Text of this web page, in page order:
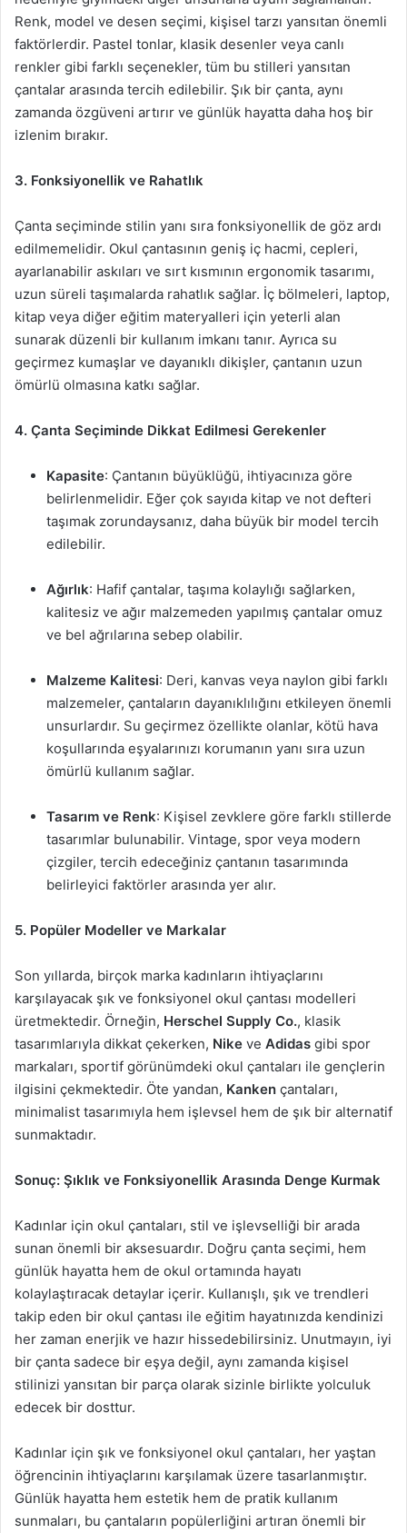
Renk, model ve desen seçimi, kişisel tarzı yansıtan önemli
faktörlerdir. Pastel tonlar, klasik desenler veya canlı
renkler gibi farklı seçenekler, tüm bu stilleri yansıtan
çantalar arasında tercih edilebilir. Şık bir çanta, aynı
zamanda özgüveni artırır ve günlük hayatta daha hoş bir
izlenim bırakır.
3. Fonksiyonellik ve Rahatlık
Çanta seçiminde stilin yanı sıra fonksiyonellik de göz ardı
edilmemelidir. Okul çantasının geniş iç hacmi, cepleri,
ayarlanabilir askıları ve sırt kısmının ergonomik tasarımı,
uzun süreli taşımalarda rahatlık sağlar. İç bölmeleri, laptop,
kitap veya diğer eğitim materyalleri için yeterli alan
sunarak düzenli bir kullanım imkanı tanır. Ayrıca su
geçirmez kumaşlar ve dayanıklı dikişler, çantanın uzun
ömürlü olmasına katkı sağlar.
4. Çanta Seçiminde Dikkat Edilmesi Gerekenler
Kapasite: Çantanın büyüklüğü, ihtiyacınıza göre
belirlenmelidir. Eğer çok sayıda kitap ve not defteri
taşımak zorundaysanız, daha büyük bir model tercih
edilebilir.
Ağırlık: Hafif çantalar, taşıma kolaylığı sağlarken,
kalitesiz ve ağır malzemeden yapılmış çantalar omuz
ve bel ağrılarına sebep olabilir.
Malzeme Kalitesi: Deri, kanvas veya naylon gibi farklı
malzemeler, çantaların dayanıklılığını etkileyen önemli
unsurlardır. Su geçirmez özellikte olanlar, kötü hava
koşullarında eşyalarınızı korumanın yanı sıra uzun
ömürlü kullanım sağlar.
Tasarım ve Renk: Kişisel zevklere göre farklı stillerde
tasarımlar bulunabilir. Vintage, spor veya modern
çizgiler, tercih edeceğiniz çantanın tasarımında
belirleyici faktörler arasında yer alır.
5. Popüler Modeller ve Markalar
Son yıllarda, birçok marka kadınların ihtiyaçlarını
karşılayacak şık ve fonksiyonel okul çantası modelleri
üretmektedir. Örneğin, Herschel Supply Co., klasik
tasarımlarıyla dikkat çekerken, Nike ve Adidas gibi spor
markaları, sportif görünümdeki okul çantaları ile gençlerin
ilgisini çekmektedir. Öte yandan, Kanken çantaları,
minimalist tasarımıyla hem işlevsel hem de şık bir alternatif
sunmaktadır.
Sonuç: Şıklık ve Fonksiyonellik Arasında Denge Kurmak
Kadınlar için okul çantaları, stil ve işlevselliği bir arada
sunan önemli bir aksesuardır. Doğru çanta seçimi, hem
günlük hayatta hem de okul ortamında hayatı
kolaylaştıracak detaylar içerir. Kullanışlı, şık ve trendleri
takip eden bir okul çantası ile eğitim hayatınızda kendinizi
her zaman enerjik ve hazır hissedebilirsiniz. Unutmayın, iyi
bir çanta sadece bir eşya değil, aynı zamanda kişisel
stilinizi yansıtan bir parça olarak sizinle birlikte yolculuk
edecek bir dosttur.
Kadınlar için şık ve fonksiyonel okul çantaları, her yaştan
öğrencinin ihtiyaçlarını karşılamak üzere tasarlanmıştır.
Günlük hayatta hem estetik hem de pratik kullanım
sunmaları, bu çantaların popülerliğini artıran önemli bir